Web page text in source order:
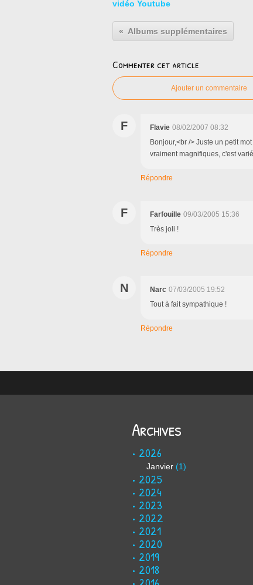
vidéo Youtube
Albums supplémentaires
Commenter cet article
Ajouter un commentaire
F Flavie 08/02/2007 08:32
Bonjour,<br /> Juste un petit
vraiment magnifiques, c'est
Répondre
F Farfouille 09/03/2005 15:36
Très joli !
Répondre
N Narc 07/03/2005 19:52
Tout à fait sympathique !
Répondre
Archives
2026
Janvier (1)
2025
2024
2023
2022
2021
2020
2019
2018